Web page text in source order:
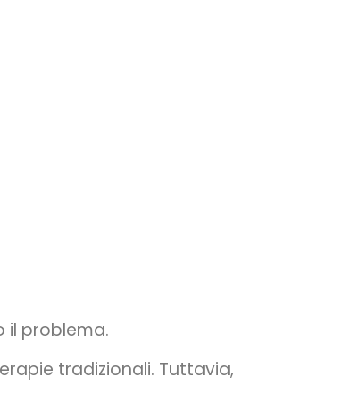
problema.
tradizionali. Tuttavia,